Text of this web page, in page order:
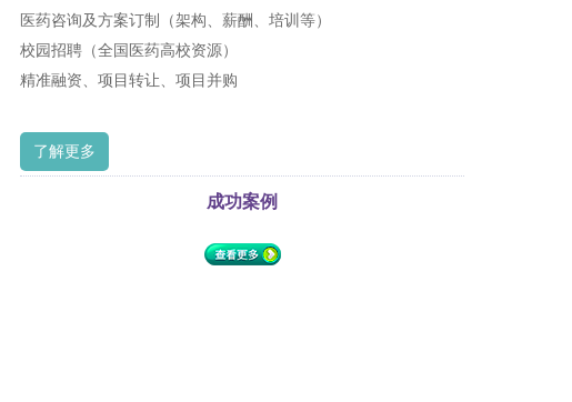
医药咨询及方案订制（架构、薪酬、培训等）
校园招聘（全国医药高校资源）
精准融资、项目转让、项目并购
了解更多
成功案例